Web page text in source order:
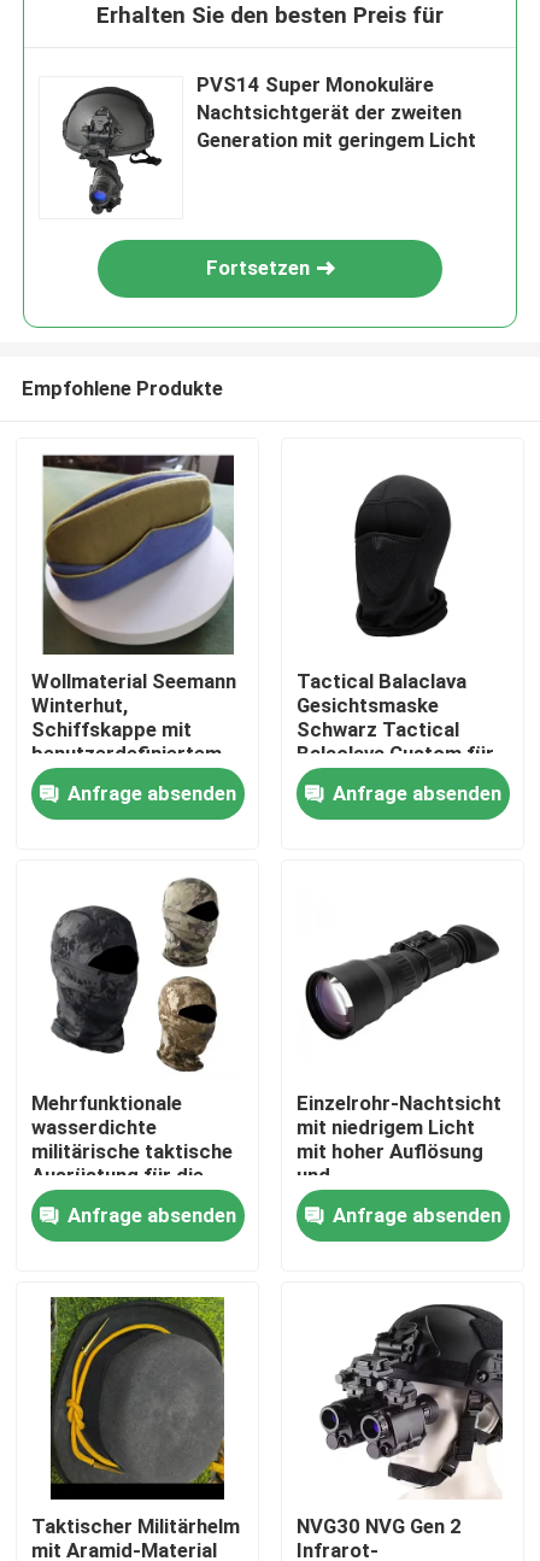
Produkte
Videos
Über uns
Werksbesichtigung
Qualitätskontrolle
Neuigkeiten
Bitte um ein Angebot
Militärische taktische Abnutzung
Militärische taktische kugelsichere Weste
Erhalten Sie den besten Preis für
PVS14 Super Monokuläre
Nachtsichtgerät der zweiten
Generation mit geringem Licht
Fortsetzen
Empfohlene Produkte
Wollmaterial Seemann
Winterhut,
Schiffskappe mit
benutzerdefiniertem
Logo
Anfrage absenden
Tactical Balaclava
Gesichtsmaske
Schwarz Tactical
Balaclava Custom für
Männer Outdoor-
SportAnfrage absenden
Mehrfunktionale
wasserdichte
militärische taktische
Ausrüstung für die
taktische Ausbildung
Anfrage absenden
Einzelrohr-Nachtsicht
mit niedrigem Licht
mit hoher Auflösung
und
Langstreckensicht für
taktisches Training im
Freien
Anfrage absenden
Taktischer Militärhelm
mit Aramid-Material
NVG30 NVG Gen 2
Infrarot-